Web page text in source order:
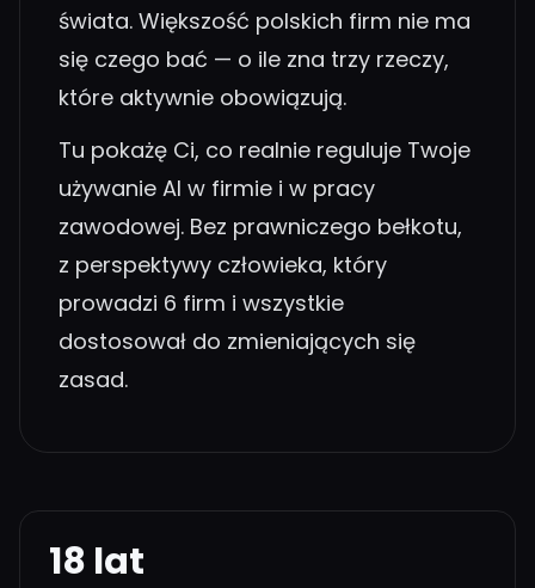
świata. Większość polskich firm nie ma
się czego bać — o ile zna trzy rzeczy,
które aktywnie obowiązują.
Tu pokażę Ci, co realnie reguluje Twoje
używanie AI w firmie i w pracy
zawodowej. Bez prawniczego bełkotu,
z perspektywy człowieka, który
prowadzi 6 firm i wszystkie
dostosował do zmieniających się
zasad.
18 lat